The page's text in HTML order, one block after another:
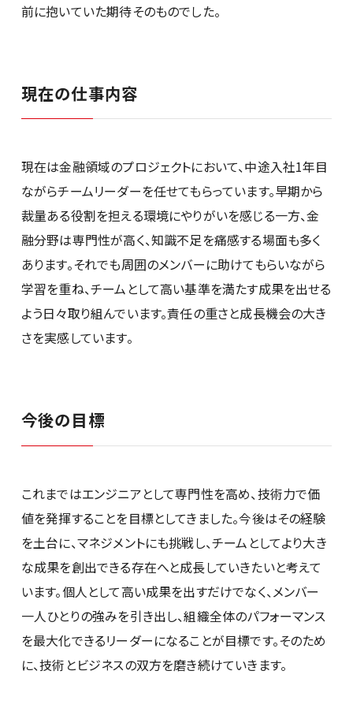
前に抱いていた期待そのものでした。
現在の仕事内容
現在は金融領域のプロジェクトにおいて、中途入社1年目
ながらチームリーダーを任せてもらっています。早期から
裁量ある役割を担える環境にやりがいを感じる一方、金
融分野は専門性が高く、知識不足を痛感する場面も多く
あります。それでも周囲のメンバーに助けてもらいながら
学習を重ね、チームとして高い基準を満たす成果を出せる
よう日々取り組んでいます。責任の重さと成長機会の大き
さを実感しています。
今後の目標
これまではエンジニアとして専門性を高め、技術力で価
値を発揮することを目標としてきました。今後はその経験
を土台に、マネジメントにも挑戦し、チームとしてより大き
な成果を創出できる存在へと成長していきたいと考えて
います。個人として高い成果を出すだけでなく、メンバー
一人ひとりの強みを引き出し、組織全体のパフォーマンス
を最大化できるリーダーになることが目標です。そのため
に、技術とビジネスの双方を磨き続けていきます。